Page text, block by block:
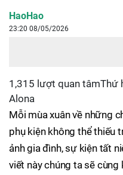
HaoHao
23:20 08/05/2026
1,315 lượt quan tâmThứ
Alona
Mỗi mùa xuân về những
phụ kiện không thể thiếu
ảnh gia đình, sự kiện tất
viết này chúng ta sẽ